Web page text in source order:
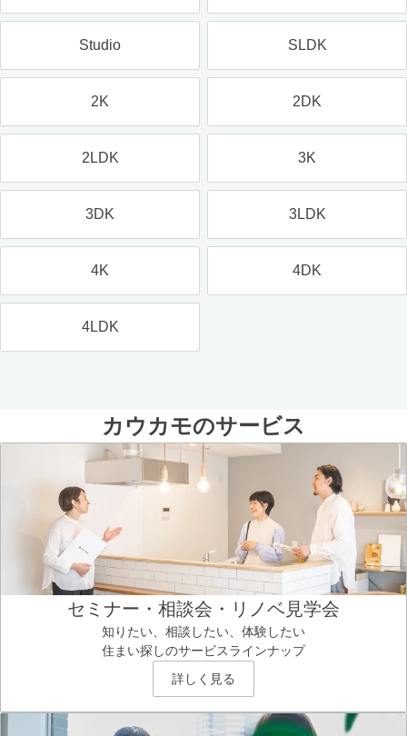
Studio SLDK
2K 2DK
2LDK 3K
3DK 3LDK
4K 4DK
4LDK
カウカモのサービス
セミナー・相談会・リノベ見学会
知りたい、相談したい、体験したい
住まい探しのサービスラインナップ
詳しく見る